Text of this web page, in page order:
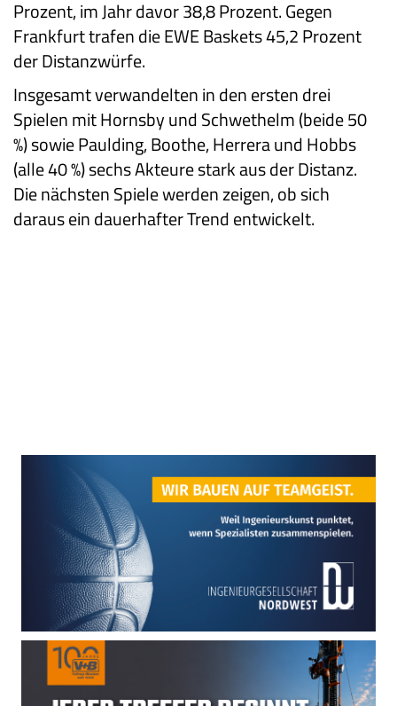
Prozent, im Jahr davor 38,8 Prozent. Gegen
Frankfurt trafen die EWE Baskets 45,2 Prozent
der Distanzwürfe.
Insgesamt verwandelten in den ersten drei
Spielen mit Hornsby und Schwethelm (beide 50
%) sowie Paulding, Boothe, Herrera und Hobbs
(alle 40 %) sechs Akteure stark aus der Distanz.
Die nächsten Spiele werden zeigen, ob sich
daraus ein dauerhafter Trend entwickelt.